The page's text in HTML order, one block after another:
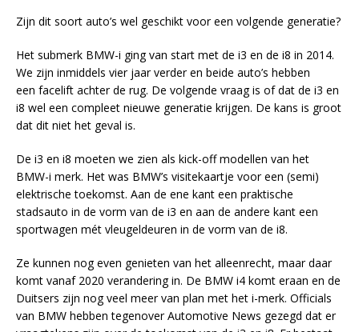
Zijn dit soort auto’s wel geschikt voor een volgende generatie?
Het submerk BMW-i ging van start met de i3 en de i8 in 2014.
We zijn inmiddels vier jaar verder en beide auto’s hebben
een facelift achter de rug. De volgende vraag is of dat de i3 en
i8 wel een compleet nieuwe generatie krijgen. De kans is groot
dat dit niet het geval is.
De i3 en i8 moeten we zien als kick-off modellen van het
BMW-i merk. Het was BMW’s visitekaartje voor een (semi)
elektrische toekomst. Aan de ene kant een praktische
stadsauto in de vorm van de i3 en aan de andere kant een
sportwagen mét vleugeldeuren in de vorm van de i8.
Ze kunnen nog even genieten van het alleenrecht, maar daar
komt vanaf 2020 verandering in. De BMW i4 komt eraan en de
Duitsers zijn nog veel meer van plan met het i-merk. Officials
van BMW hebben tegenover Automotive News gezegd dat er